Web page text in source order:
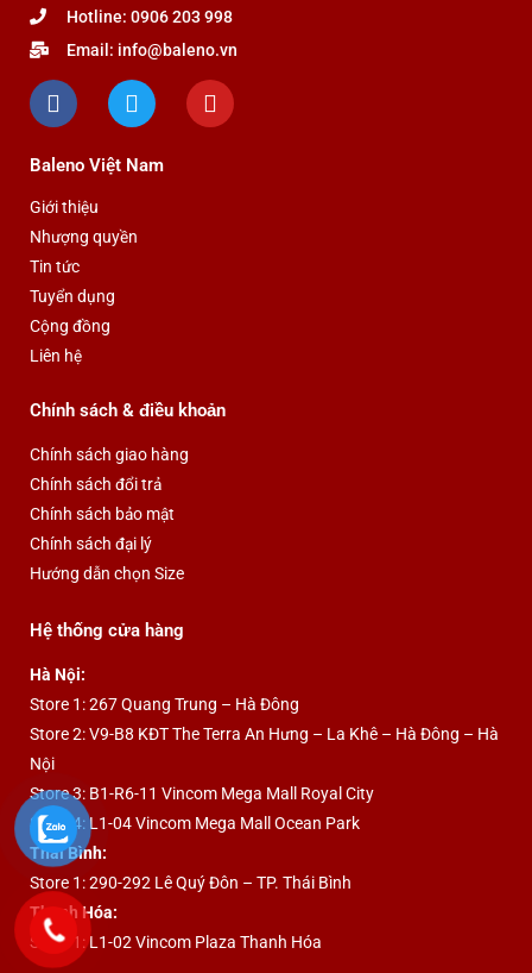
thể
được
trên
sản
phẩm
Hotline: 0906 203 998
Email: info@baleno.vn
F
a
c
b
o
o
k
T
w
i
t
Y
o
u
Baleno Việt Nam
Giới thiệu
Nhượng quyền
Tin tức
Tuyển dụng
Cộng đồng
Liên hệ
Chính sách & điều khoản
Chính sách giao hàng
Chính sách đổi trả
Chính sách bảo mật
Chính sách đại lý
Hướng dẫn chọn Size
Hệ thống cửa hàng
Hà Nội:
Store 1: 267 Quang Trung – Hà Đông
Store 2: V9-B8 KĐT The Terra An Hưng – La Khê – Hà Đông – Hà
Nội
Store 3: B1-R6-11 Vincom Mega Mall Royal City
Store 4: L1-04 Vincom Mega Mall Ocean Park
Thái Bình:
Store 1: 290-292 Lê Quý Đôn – TP. Thái Bình
Thanh Hóa:
Store 1: L1-02 Vincom Plaza Thanh Hóa